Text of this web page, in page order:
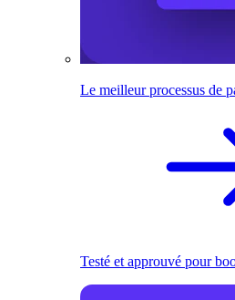
Le meilleur processus de
Testé et approuvé pour